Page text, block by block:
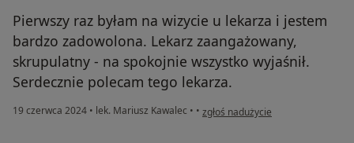
Pierwszy raz byłam na wizycie u lekarza i jestem
bardzo zadowolona. Lekarz zaangażowany,
skrupulatny - na spokojnie wszystko wyjaśnił.
Serdecznie polecam tego lekarza.
19 czerwca 2024 • lek. Mariusz Kawalec • • w opinii użytkownika Dominika
zgłoś nadużycie